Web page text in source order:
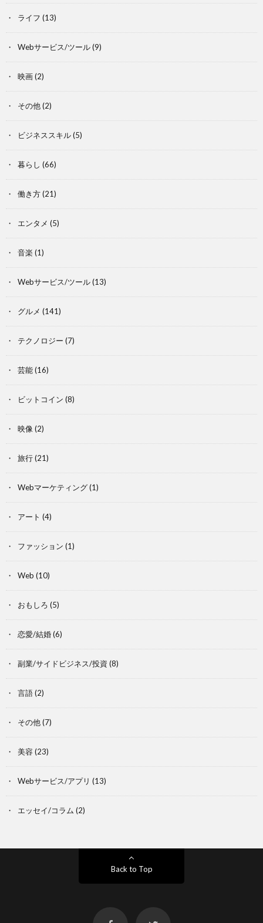
ライフ (13)
Webサービス/ツール(9)
映画(2)
その他(2)
ビジネススキル(5)
暮らし (66)
働き方(21)
エンタメ (5)
音楽 (1)
Webサービス/ツール(13)
グルメ (141)
テクノロジー (7)
芸能(16)
ビットコイン (8)
映像 (2)
旅行(21)
Webマーケティング(1)
アート (4)
ファッション (1)
Web (10)
おもしろ (5)
恋愛/結婚(6)
副業/サイドビジネス/投資 (8)
言語(2)
その他(7)
美容 (23)
Webサービス/アプリ (13)
エッセイ/コラム (2)
Back to Top